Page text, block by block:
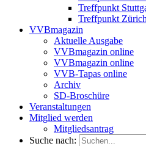
Treffpunkt
Treffpunkt Zürich
VVBmagazin
Aktuelle Ausgabe
VVBmagazin online
VVBmagazin online
VVB-Tapas online
Archiv
SD-Broschüre
Veranstaltungen
Mitglied werden
Mitgliedsantrag
Suche nach: